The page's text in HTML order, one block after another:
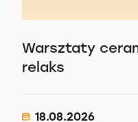
Warsztaty
relaks
18.08.2026